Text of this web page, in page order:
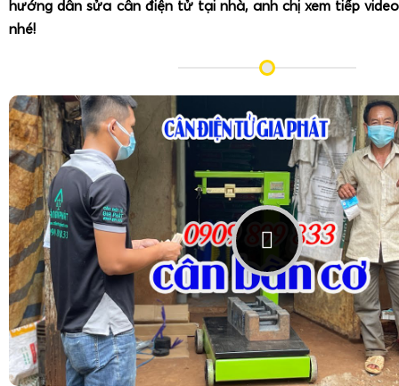
hướng dẫn sửa cân điện tử tại nhà, anh chị xem tiếp
nhé!